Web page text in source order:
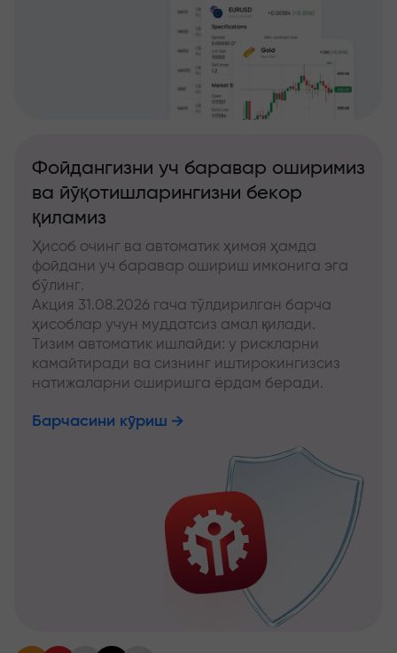
Фойдангизни уч баравар оширимиз
ва йўқотишларингизни бекор
қиламиз
Ҳисоб очинг ва автоматик ҳимоя ҳамда
фойдани уч баравар ошириш имконига эга
бўлинг.
Акция 31.08.2026 гача тўлдирилган барча
ҳисоблар учун муддатсиз амал қилади.
Тизим автоматик ишлайди: у рискларни
камайтиради ва сизнинг иштирокингизсиз
натижаларни оширишга ёрдам беради.
Барчасини кўриш